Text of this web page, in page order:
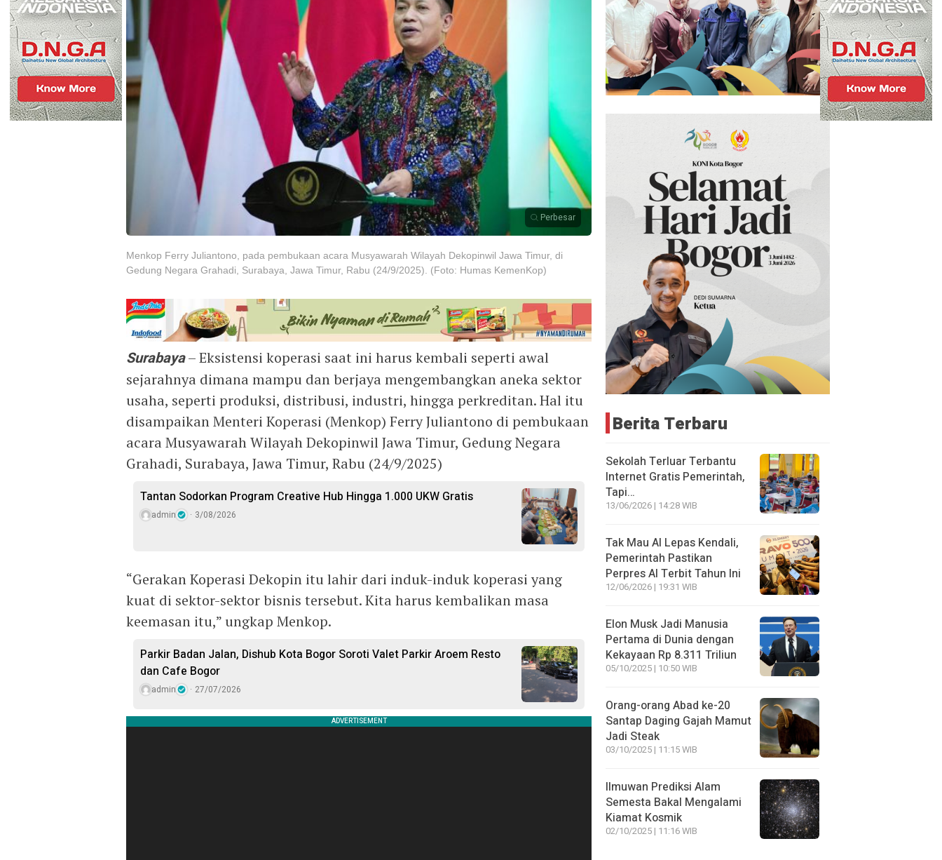
Perbesar
Menkop Ferry Juliantono, pada pembukaan acara Musyawarah Wilayah Dekopinwil Jawa Timur, di
Gedung Negara Grahadi, Surabaya, Jawa Timur, Rabu (24/9/2025). (Foto: Humas KemenKop)
Surabaya– Eksistensi koperasi saat ini harus kembali seperti awal
sejarahnya dimana mampu dan berjaya mengembangkan aneka sektor
usaha, seperti produksi, distribusi, industri, hingga perkreditan. Hal itu
disampaikan Menteri Koperasi (Menkop) Ferry Juliantono di pembukaan
acara Musyawarah Wilayah Dekopinwil Jawa Timur, Gedung Negara
Grahadi, Surabaya, Jawa Timur, Rabu (24/9/2025)
Tantan Sodorkan Program Creative Hub Hingga 1.000 UKW Gratis
admin 3/08/2026
“Gerakan Koperasi Dekopin itu lahir dari induk-induk koperasi yang
kuat di sektor-sektor bisnis tersebut. Kita harus kembalikan masa
keemasan itu,” ungkap Menkop.
Parkir Badan Jalan, Dishub Kota Bogor Soroti Valet Parkir Aroem Resto
dan Cafe Bogor
admin 27/07/2026
Berita Terbaru
Sekolah Terluar Terbantu
Internet Gratis Pemerintah,
Tapi…
13/06/2026 | 14:28 WIB
Tak Mau AI Lepas Kendali,
Pemerintah Pastikan
Perpres AI Terbit Tahun Ini
12/06/2026 | 19:31 WIB
Elon Musk Jadi Manusia
Pertama di Dunia dengan
Kekayaan Rp 8.311 Triliun
05/10/2025 | 10:50 WIB
Orang-orang Abad ke-20
Santap Daging Gajah Mamut
Jadi Steak
03/10/2025 | 11:15 WIB
Ilmuwan Prediksi Alam
Semesta Bakal Mengalami
Kiamat Kosmik
02/10/2025 | 11:16 WIB